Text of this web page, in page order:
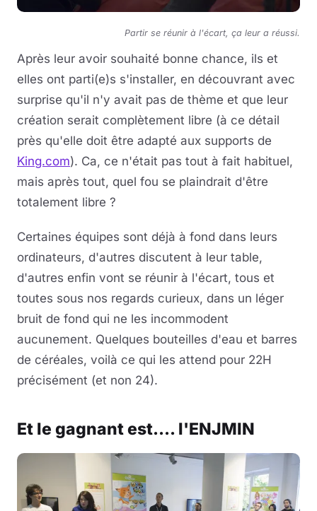
Partir se réunir à l'écart, ça leur a réussi.
Après leur avoir souhaité bonne chance, ils et
elles ont parti(e)s s'installer, en découvrant avec
surprise qu'il n'y avait pas de thème et que leur
création serait complètement libre (à ce détail
près qu'elle doit être adapté aux supports de
King.com). Ca, ce n'était pas tout à fait habituel,
mais après tout, quel fou se plaindrait d'être
totalement libre ?
Certaines équipes sont déjà à fond dans leurs
ordinateurs, d'autres discutent à leur table,
d'autres enfin vont se réunir à l'écart, tous et
toutes sous nos regards curieux, dans un léger
bruit de fond qui ne les incommodent
aucunement. Quelques bouteilles d'eau et barres
de céréales, voilà ce qui les attend pour 22H
précisément (et non 24).
Et le gagnant est.... l'ENJMIN